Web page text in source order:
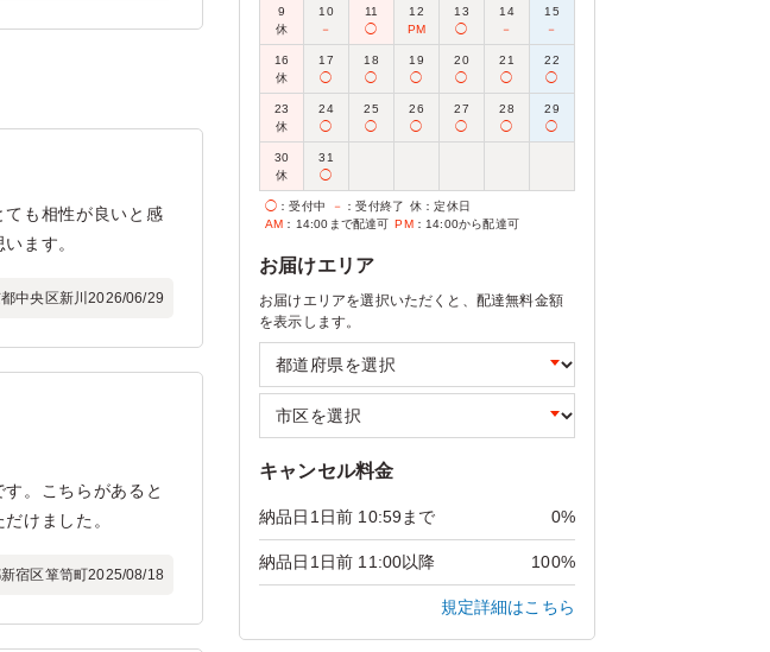
も相性が良いと感
ます。
中央区新川2026/06/29
。こちらがあると
けました。
宿区箪笥町2025/08/18
9
休
10
－
11
◯
12
PM
13
◯
14
－
15
－
16
休
17
◯
18
◯
19
◯
20
◯
21
◯
22
◯
23
休
24
◯
25
◯
26
◯
27
◯
28
◯
29
◯
30
休
31
◯
◯ ：受付中 － ：受付終了 休 ：定休日
AM ：14:00まで配達可 PM：14:00から配達可
お届けエリア
お届けエリアを選択いただくと、配達無料金額
を表示します。
キャンセル料金
納品日1日前 10:59まで 0%
納品日1日前 11:00以降 100%
規定詳細はこちら